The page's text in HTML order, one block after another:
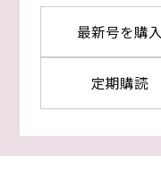
最新号を購入
定期購読